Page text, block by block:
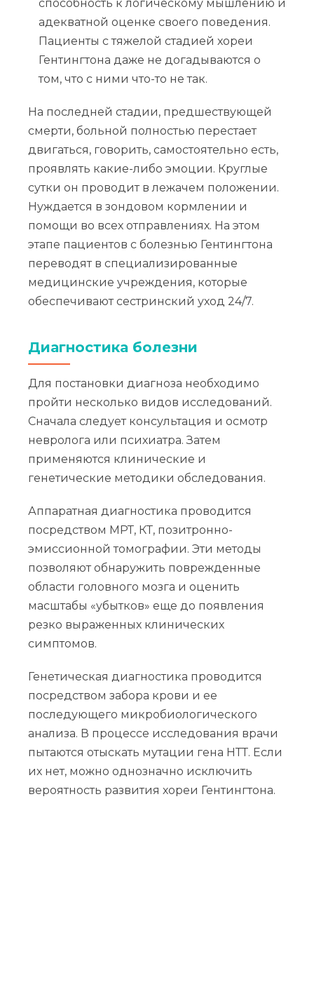
способность к логическому мышлению и
адекватной оценке своего поведения.
Пациенты с тяжелой стадией хореи
Гентингтона даже не догадываются о
том, что с ними что-то не так.
На последней стадии, предшествующей
смерти, больной полностью перестает
двигаться, говорить, самостоятельно есть,
проявлять какие-либо эмоции. Круглые
сутки он проводит в лежачем положении.
Нуждается в зондовом кормлении и
помощи во всех отправлениях. На этом
этапе пациентов с болезнью Гентингтона
переводят в специализированные
медицинские учреждения, которые
обеспечивают сестринский уход 24/7.
Диагностика болезни
Для постановки диагноза необходимо
пройти несколько видов исследований.
Сначала следует консультация и осмотр
невролога или психиатра. Затем
применяются клинические и
генетические методики обследования.
Аппаратная диагностика проводится
посредством МРТ, КТ, позитронно-
эмиссионной томографии. Эти методы
позволяют обнаружить поврежденные
области головного мозга и оценить
масштабы «убытков» еще до появления
резко выраженных клинических
симптомов.
Генетическая диагностика проводится
посредством забора крови и ее
последующего микробиологического
анализа. В процессе исследования врачи
пытаются отыскать мутации гена НТТ. Если
их нет, можно однозначно исключить
вероятность развития хореи Гентингтона.